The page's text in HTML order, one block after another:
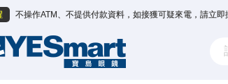
不操作ATM、不提供付款資料，如接獲可疑來電，請立即